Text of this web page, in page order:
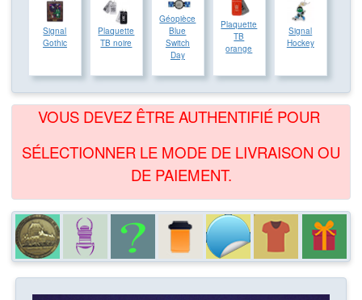
Signal
Gothic
Plaquette
TB noire
Géopièce
Blue
Switch
Day
Plaquette
TB
orange
Signal
Hockey
VOUS DEVEZ ÊTRE AUTHENTIFIÉ POUR
SÉLECTIONNER LE MODE DE LIVRAISON OU
DE PAIEMENT.